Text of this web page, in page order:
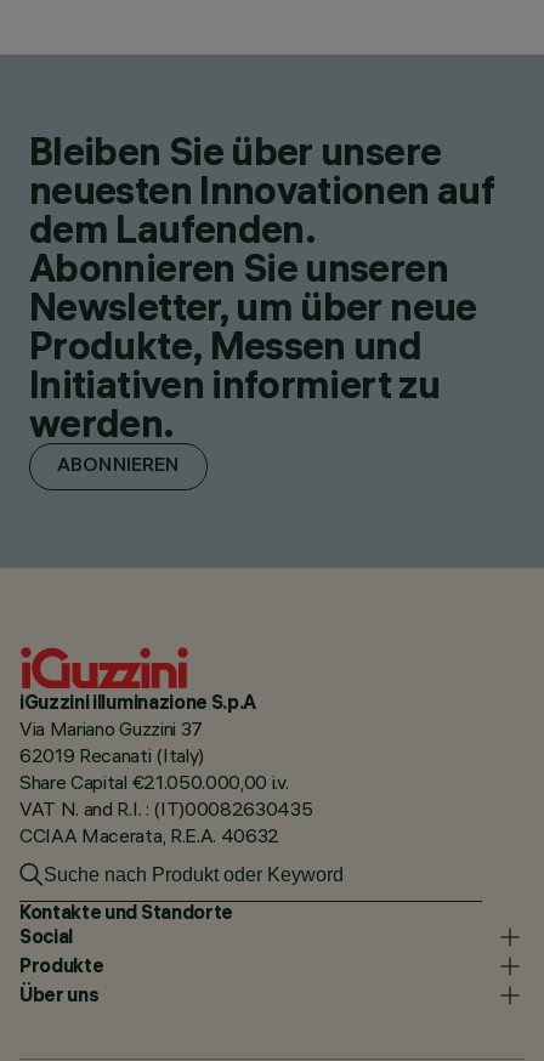
Bleiben Sie über unsere
neuesten Innovationen auf
dem Laufenden.
Abonnieren Sie unseren
Newsletter, um über neue
Produkte, Messen und
Initiativen informiert zu
werden.
ABONNIEREN
iGuzzini illuminazione S.p.A
Via Mariano Guzzini 37
62019 Recanati (Italy)
Share Capital €21.050.000,00 i.v.
VAT N. and R.I. : (IT)00082630435
CCIAA Macerata, R.E.A. 40632
Kontakte und Standorte
Social
Produkte
Über uns